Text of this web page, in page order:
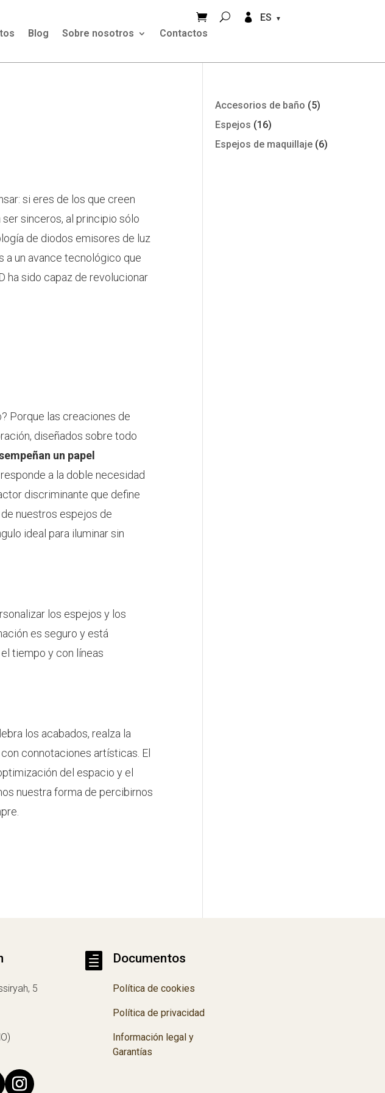
Blog Sobre nosotros Contactos
  ES
si eres de los que creen
ser sinceros, al principio sólo
de diodos emisores de luz
a un avance tecnológico que
ha sido capaz de revolucionar
Porque las creaciones de
diseñados sobre todo
un papel
a la doble necesidad
discriminante que define
nuestros espejos de
ideal para iluminar sin
los espejos y los
es seguro y está
tiempo y con líneas
los acabados, realza la
connotaciones artísticas. El
del espacio y el
nuestra forma de percibirnos
Accesorios de baño (5)
Espejos (16)
Espejos de maquillaje (6)
5
 Documentos
Política de cookies
Política de privacidad
Información legal y
Garantías